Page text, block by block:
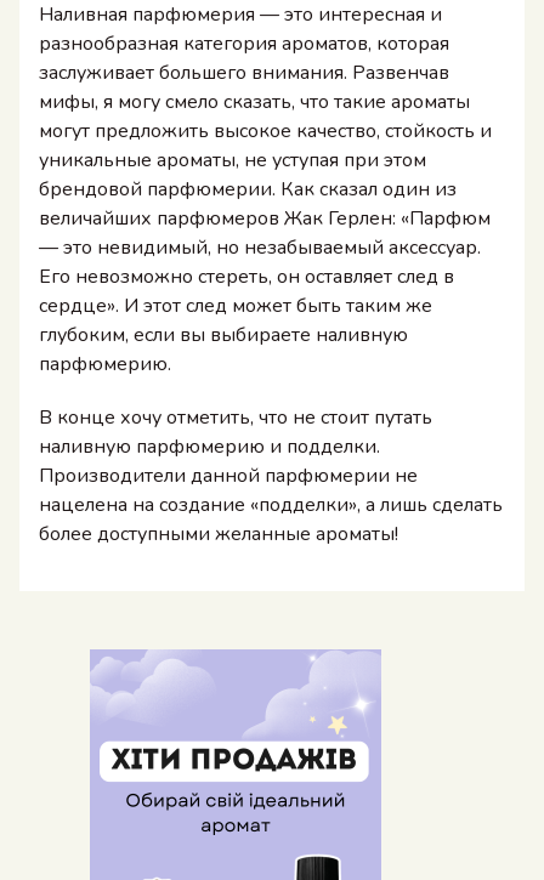
Наливная парфюмерия — это интересная и
разнообразная категория ароматов, которая
заслуживает большего внимания. Развенчав
мифы, я могу смело сказать, что такие ароматы
могут предложить высокое качество, стойкость и
уникальные ароматы, не уступая при этом
брендовой парфюмерии. Как сказал один из
величайших парфюмеров Жак Герлен: «Парфюм
— это невидимый, но незабываемый аксессуар.
Его невозможно стереть, он оставляет след в
сердце». И этот след может быть таким же
глубоким, если вы выбираете наливную
парфюмерию.
В конце хочу отметить, что не стоит путать
наливную парфюмерию и подделки.
Производители данной парфюмерии не
нацелена на создание «подделки», а лишь сделать
более доступными желанные ароматы!